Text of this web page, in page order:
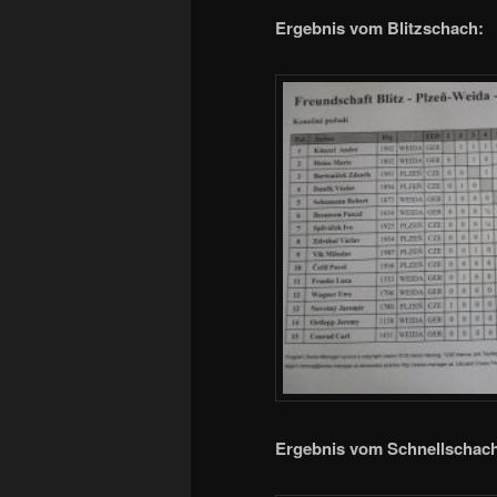
Ergebnis vom Blitzschach:
Ergebnis vom